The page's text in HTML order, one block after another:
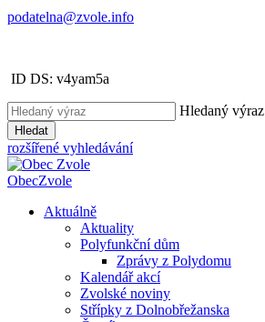
podatelna@zvole.info
ID DS: v4yam5a
Hledaný výraz
Hledat
rozšířené vyhledávání
ObecZvole
Aktuálně
Aktuality
Polyfunkční dům
Zprávy z Polydomu
Kalendář akcí
Zvolské noviny
Střípky z Dolnobřežanska